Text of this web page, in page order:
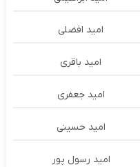
امید افضلی
امید باقری
امید جعفری
امید حسینی
امید رسول پور